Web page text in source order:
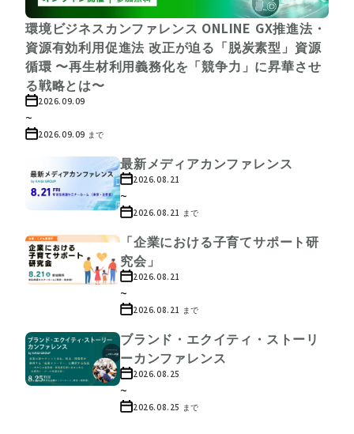
環境ビジネスカンファレンス ONLINE GX推進法・
資源有効利用促進法 改正が迫る「脱炭素型」資源
循環 〜再生材利用義務化を「競争力」に昇華させ
る戦略とは〜
2026.09.09
~
2026.09.09 まで
最新メディアカンファレンス
2026.08.21
~
2026.08.21 まで
「企業における子育てサポート研
究会」
2026.08.21
~
2026.08.21 まで
ブランド・エクイティ・ストーリ
ーカンファレンス
2026.08.25
~
2026.08.25 まで